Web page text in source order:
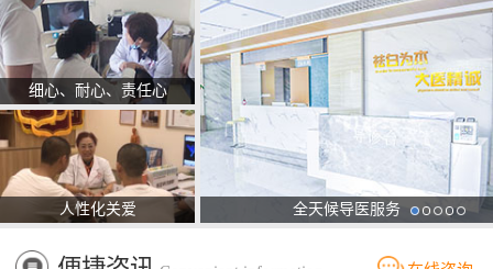
细心、耐心、责任心
人性化关爱 全天候导医服务